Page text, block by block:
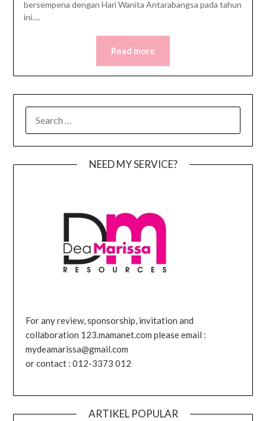
bersempena dengan Hari Wanita Antarabangsa pada tahun
ini….
Read more
NEED MY SERVICE?
For any review, sponsorship, invitation and
collaboration 123.mamanet.com please email :
mydeamarissa@gmail.com
or contact : 012-3373 012
ARTIKEL POPULAR